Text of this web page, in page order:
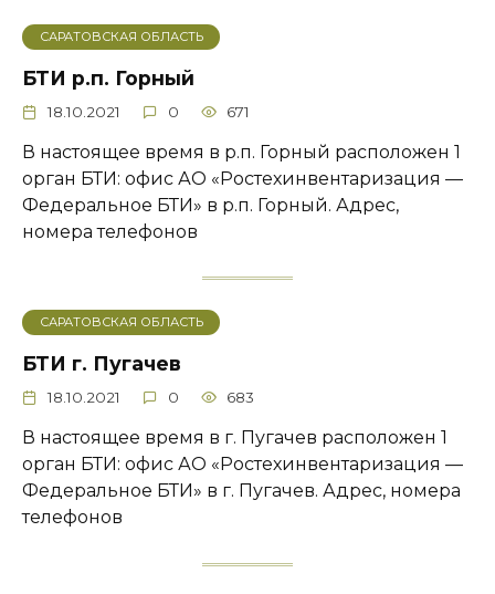
САРАТОВСКАЯ ОБЛАСТЬ
БТИ р.п. Горный
18.10.2021 0 671
В настоящее время в р.п. Горный расположен 1
орган БТИ: офис АО «Ростехинвентаризация —
Федеральное БТИ» в р.п. Горный. Адрес,
номера телефонов
САРАТОВСКАЯ ОБЛАСТЬ
БТИ г. Пугачев
18.10.2021 0 683
В настоящее время в г. Пугачев расположен 1
орган БТИ: офис АО «Ростехинвентаризация —
Федеральное БТИ» в г. Пугачев. Адрес, номера
телефонов